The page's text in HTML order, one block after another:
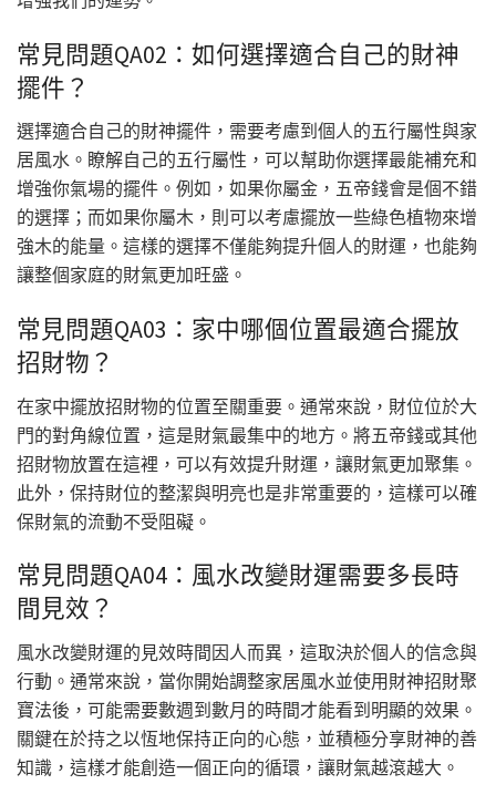
常見問題QA02：如何選擇適合自己的財神
擺件？
選擇適合自己的財神擺件，需要考慮到個人的五行屬性與家
居風水。瞭解自己的五行屬性，可以幫助你選擇最能補充和
增強你氣場的擺件。例如，如果你屬金，五帝錢會是個不錯
的選擇；而如果你屬木，則可以考慮擺放一些綠色植物來增
強木的能量。這樣的選擇不僅能夠提升個人的財運，也能夠
讓整個家庭的財氣更加旺盛。
常見問題QA03：家中哪個位置最適合擺放
招財物？
在家中擺放招財物的位置至關重要。通常來說，財位位於大
門的對角線位置，這是財氣最集中的地方。將五帝錢或其他
招財物放置在這裡，可以有效提升財運，讓財氣更加聚集。
此外，保持財位的整潔與明亮也是非常重要的，這樣可以確
保財氣的流動不受阻礙。
常見問題QA04：風水改變財運需要多長時
間見效？
風水改變財運的見效時間因人而異，這取決於個人的信念與
行動。通常來說，當你開始調整家居風水並使用財神招財聚
寶法後，可能需要數週到數月的時間才能看到明顯的效果。
關鍵在於持之以恆地保持正向的心態，並積極分享財神的善
知識，這樣才能創造一個正向的循環，讓財氣越滾越大。